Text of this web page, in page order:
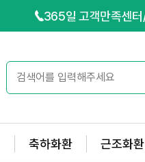
365일 고객만족센터
축하화환 근조화환